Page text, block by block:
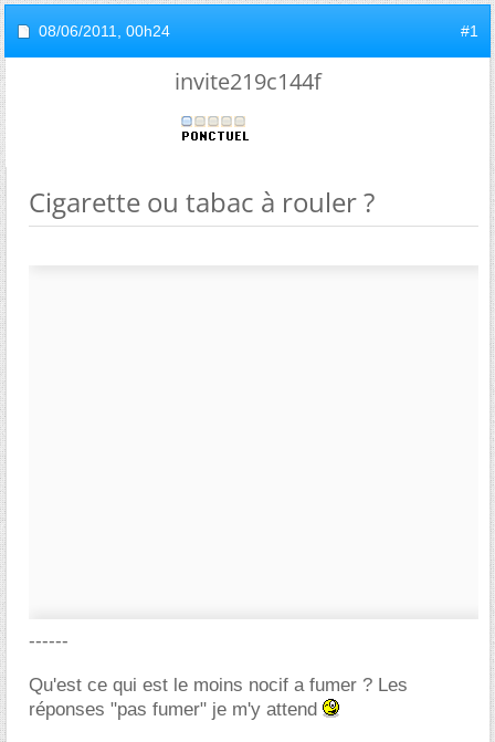
08/06/2011, 00h24 #1
invite219c144f
Cigarette ou tabac à rouler ?
------
Qu'est ce qui est le moins nocif a fumer ? Les
réponses "pas fumer" je m'y attend